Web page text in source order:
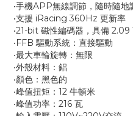
•手機APP無線調節，隨時隨地
•支援 iRacing 360Hz 更新率
•21-bit 磁性編碼器，具備 2.09
‧FFB 驅動系統：直接驅動
‧最大車輪旋轉：無限
‧外殼材料：鋁
‧顏色：黑色的
‧峰值扭矩：12 牛頓米
‧峰值功率：216 瓦